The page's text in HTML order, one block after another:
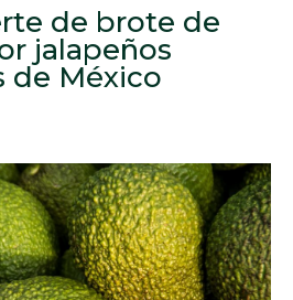
de brote de
jalapeños
de México